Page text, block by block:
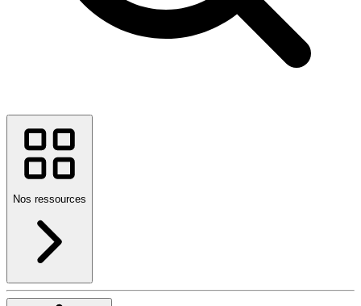
Nos ressources